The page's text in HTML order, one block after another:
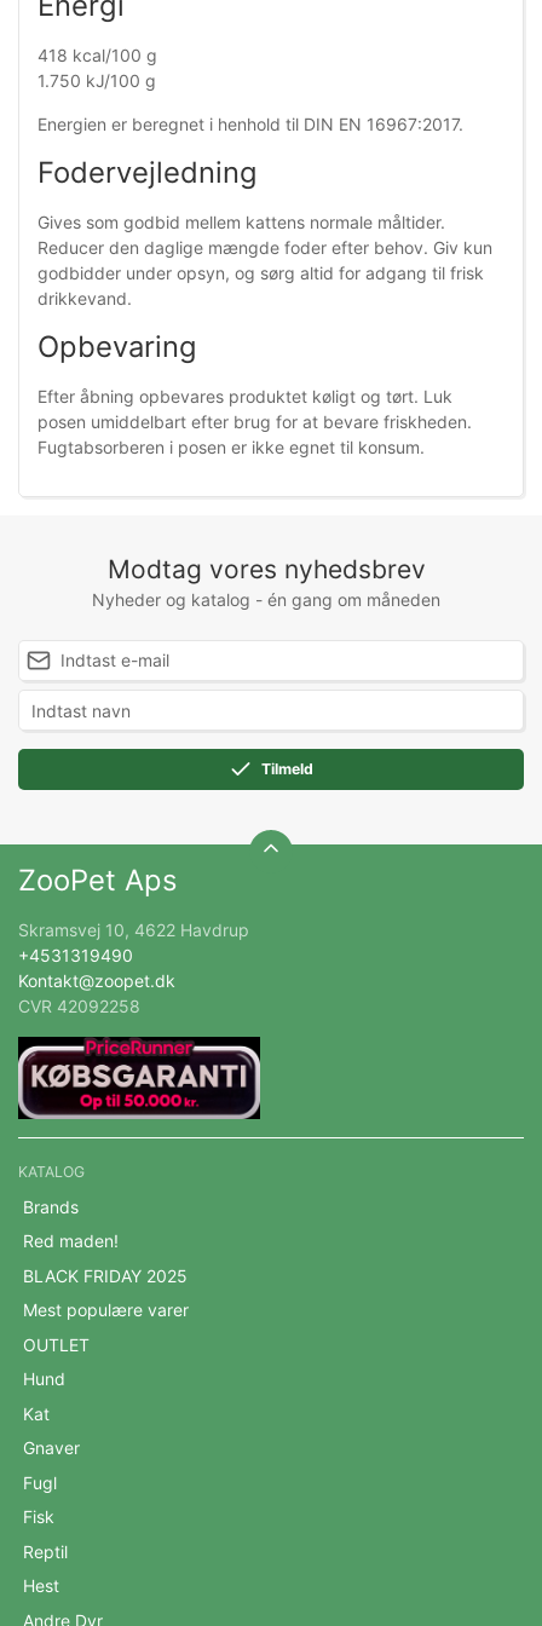
418 kcal/100 g
1.750 kJ/100 g
Energien er beregnet i henhold til DIN EN 16967:2017.
Fodervejledning
Gives som godbid mellem kattens normale måltider.
Reducer den daglige mængde foder efter behov. Giv kun
godbidder under opsyn, og sørg altid for adgang til frisk
drikkevand.
Opbevaring
Efter åbning opbevares produktet køligt og tørt. Luk
posen umiddelbart efter brug for at bevare friskheden.
Fugtabsorberen i posen er ikke egnet til konsum.
Modtag vores nyhedsbrev
Nyheder og katalog - én gang om måneden
Tilmeld
ZooPet Aps
Skramsvej 10, 4622 Havdrup
+4531319490
Kontakt@zoopet.dk
CVR 42092258
KATALOG
Brands
Red maden!
BLACK FRIDAY 2025
Mest populære varer
OUTLET
Hund
Kat
Gnaver
Fugl
Fisk
Reptil
Hest
Andre Dyr